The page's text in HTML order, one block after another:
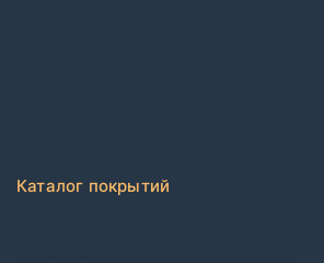
Каталог покрытий